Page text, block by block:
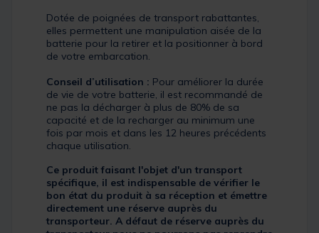
Dotée de poignées de transport rabattantes,
elles permettent une manipulation aisée de la
batterie pour la retirer et la positionner à bord
de votre embarcation.
Conseil d’utilisation : Pour améliorer la durée
de vie de votre batterie, il est recommandé de
ne pas la décharger à plus de 80% de sa
capacité et de la recharger au minimum une
fois par mois et dans les 12 heures précédents
chaque utilisation.
Ce produit faisant l'objet d'un transport
spécifique, il est indispensable de vérifier le
bon état du produit à sa réception et émettre
directement une réserve auprès du
transporteur. A défaut de réserve auprès du